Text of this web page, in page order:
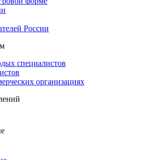
России
специалистов
организациях